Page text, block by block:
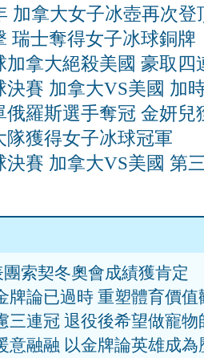
加拿大女子冰壺再次登
瑞士奪得女子冰球銅牌
拿大絕殺美國 豪取四
賽 加拿大VS美國 加
羅斯選手奪冠 金妍兒
獲得女子冰球冠軍
賽 加拿大VS美國 第
索契冬奧會成績獲肯定
牌論已過時 重塑體育價值
三連冠 退役後希望做寵物
意融融 以金牌論英雄成為